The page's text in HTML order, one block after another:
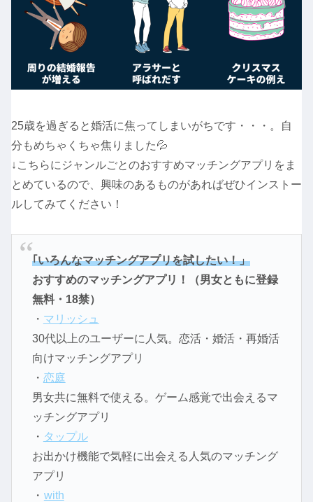
25歳を過ぎると婚活に焦ってしまいがちです・・・。自
分もめちゃくちゃ焦りました💦
↓こちらにジャンルごとのおすすめマッチングアプリをま
とめているので、興味のあるものがあればぜひインストー
ルしてみてください！
｢いろんなマッチングアプリを試したい！」
おすすめのマッチングアプリ！（男女ともに登録
無料・18禁）
・ マリッシュ
30代以上のユーザーに人気。恋活・婚活・再婚活
向けマッチングアプリ
・ 恋庭
男女共に無料で使える。ゲーム感覚で出会えるマ
ッチングアプリ
・ タップル
お出かけ機能で気軽に出会える人気のマッチング
アプリ
・ with